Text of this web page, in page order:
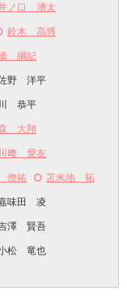
ノ口 湧太
鈴木 高博
綱紀
野 洋平
恭平
大翔
川﨑 愛友
僚祐 苫米地 拓
味田 凌
澤 賢吾
松 竜也